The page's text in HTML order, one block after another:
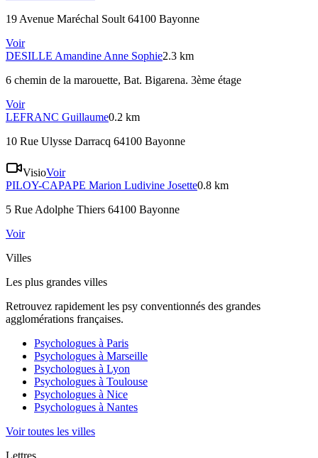
19 Avenue Maréchal Soult 64100 Bayonne
Voir
DESILLE Amandine Anne Sophie2.3 km
6 chemin de la marouette, Bat. Bigarena. 3ème étage
Voir
LEFRANC Guillaume0.2 km
10 Rue Ulysse Darracq 64100 Bayonne
VisioVoir
PILOY-CAPAPE Marion Ludivine Josette0.8 km
5 Rue Adolphe Thiers 64100 Bayonne
Voir
Villes
Les plus grandes villes
Retrouvez rapidement les psy conventionnés des grandes
agglomérations françaises.
Psychologues à Paris
Psychologues à Marseille
Psychologues à Lyon
Psychologues à Toulouse
Psychologues à Nice
Psychologues à Nantes
Voir toutes les villes